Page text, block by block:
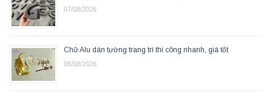
07/08/2026
Chữ Alu dán tường trang trí thi công nhanh, giá tốt
06/08/2026